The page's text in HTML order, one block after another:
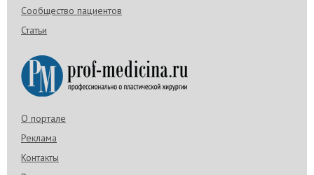
Сообщество пациентов
Статьи
О портале
Реклама
Контакты